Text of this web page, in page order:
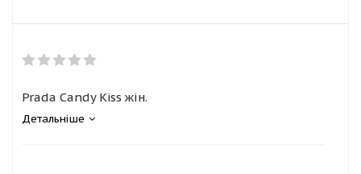
Prada Candy Kiss жін.
Детальніше